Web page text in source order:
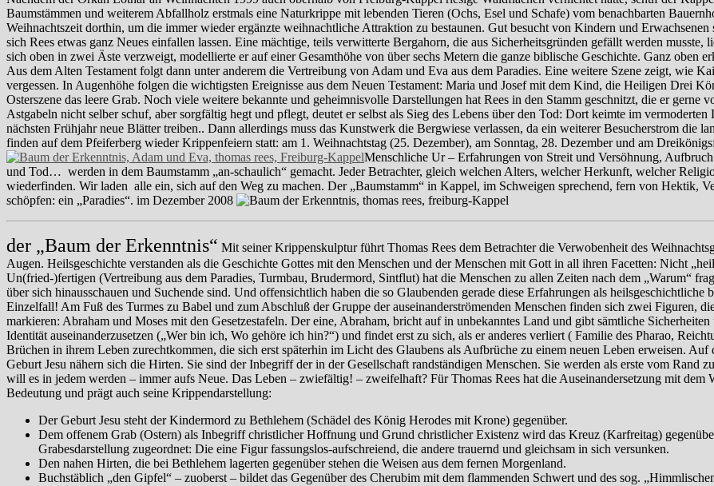
Baumstämmen und weiterem Abfallholz erstmals eine Naturkrippe mit lebenden Tieren (Ochs, Esel und Schafe) vom benachbarten
Weihnachtszeit dorthin, um die immer wieder ergänzte weihnachtliche Attraktion zu bestaunen. Gut besucht von Kindern und
sich Rees etwas ganz Neues einfallen lassen. Eine mächtige, teils verwitterte Bergahorn, die aus Sicherheitsgründen gefällt werden
sich oben in zwei Äste verzweigt, modellierte er auf einer Gesamthöhe von über sechs Metern die ganze biblische Geschichte. Ganz oben
Aus dem Alten Testament folgt dann unter anderem die Vertreibung von Adam und Eva aus dem Paradies. Eine weitere Szene zeigt, wie
vergessen. In Augenhöhe folgen die wichtigsten Ereignisse aus dem Neuen Testament: Maria und Josef mit dem Kind, die Heiligen Drei
Osterszene das leere Grab. Noch viele weitere bekannte und geheimnisvolle Darstellungen hat Rees in den Stamm geschnitzt, die er gerne
Astgabeln nicht selber schuf, aber sorgfältig hegt und pflegt, deutet er selbst als Sieg des Lebens über den Tod: Dort keimte im
nächsten Frühjahr neue Blätter treiben.. Dann allerdings muss das Kunstwerk die Bergwiese verlassen, da ein weiterer Besucherstrom die
finden auf dem Pfeiferberg wieder Krippenfeiern statt: am 1. Weihnachtstag (25. Dezember), am Sonntag, 28. Dezember und am
Menschliche Ur – Erfahrungen von Streit und Versöhnung,
und Tod… werden in dem Baumstamm „an-schaulich“ gemacht. Jeder Betrachter, gleich welchen Alters, welcher Herkunft, welcher
wiederfinden. Wir laden alle ein, sich auf den Weg zu machen. Der „Baumstamm“ in Kappel, im Schweigen sprechend, fern von Hektik,
schöpfen: ein „Paradies“. im Dezember 2008
der „Baum der Erkenntnis“ Mit seiner Krippenskulptur führt Thomas Rees dem Betrachter die Verwobenheit des
Augen. Heilsgeschichte verstanden als die Geschichte Gottes mit den Menschen und der Menschen mit Gott in all ihren Facetten: Nicht
Un(fried-)fertigen (Vertreibung aus dem Paradies, Turmbau, Brudermord, Sintflut) hat die Menschen zu allen Zeiten nach dem „Warum“
über sich hinausschauen und Suchende sind. Und offensichtlich haben die so Glaubenden gerade diese Erfahrungen als
Einzelfall! Am Fuß des Turmes zu Babel und zum Abschluß der Gruppe der auseinanderströmenden Menschen finden sich zwei Figuren,
markieren: Abraham und Moses mit den Gesetzestafeln. Der eine, Abraham, bricht auf in unbekanntes Land und gibt sämtliche
Identität auseinanderzusetzen („Wer bin ich, Wo gehöre ich hin?“) und findet erst zu sich, als er anderes verliert ( Familie des Pharao,
Brüchen in ihrem Leben zurechtkommen, die sich erst späterhin im Licht des Glaubens als Aufbrüche zu einem neuen Leben erweisen.
Geburt Jesu nähern sich die Hirten. Sie sind der Inbegriff der in der Gesellschaft randständigen Menschen. Sie werden als erste vom
will es in jedem werden – immer aufs Neue. Das Leben – zwiefältig! – zweifelhaft? Für Thomas Rees hat die Auseinandersetzung mit
Bedeutung und prägt auch seine Krippendarstellung:
Der Geburt Jesu steht der Kindermord zu Bethlehem (Schädel des König Herodes mit Krone) gegenüber.
Dem offenem Grab (Ostern) als Inbegriff christlicher Hoffnung und Grund christlicher Existenz wird das Kreuz (Karfreitag)
Grabesdarstellung zugeordnet: Die eine Figur fassungslos-aufschreiend, die andere trauernd und gleichsam in sich versunken.
Den nahen Hirten, die bei Bethlehem lagerten gegenüber stehen die Weisen aus dem fernen Morgenland.
Buchstäblich „den Gipfel“ – zuoberst – bildet das Gegenüber des Cherubim mit dem flammenden Schwert und des sog.